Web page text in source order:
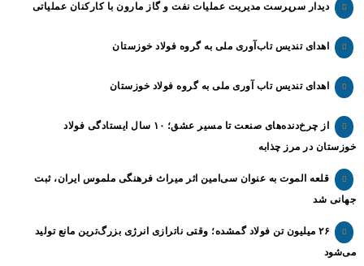
دیدار سرپرست مدیریت عملیات نفت و گاز مارون با کارکنان عملیاتی
اهدای تندیس تاب‌آوری ملی به گروه فولاد خوزستان
اهدای تندیس تاب آوری ملی به گروه فولاد خوزستان
از چرخ‌دنده‌های صنعت تا مسیر عشق؛ ۱۰ سال ایستادگی فولاد
خوزستان در مرز چذابه
قلعه الموت به عنوان سی‌امین اثر میراث‌ فرهنگی ملموس ایران، ثبت
جهانی شد
۲۶ میلیون تن فولاد گمشده؛ وقتی ناترازی انرژی بزرگ‌ترین مانع تولید
می‌شود